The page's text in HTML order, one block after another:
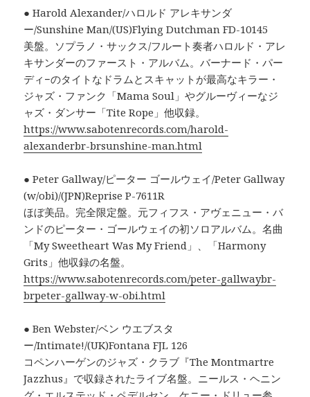
● Harold Alexander/ハロルド アレキサンダ
ー/Sunshine Man/(US)Flying Dutchman FD-10145
美盤。ソプラノ・サックス/フルート奏者ハロルド・アレ
キサンダーのファースト・アルバム。バーナード・パー
ディ−のタイトなドラムとスキャットが最高なキラー・
ジャズ・ファンク「Mama Soul」やグルーヴィーなジ
ャズ・ダンサー「Tite Rope」他収録。
https://www.sabotenrecords.com/harold-
alexanderbr-brsunshine-man.html
● Peter Gallway/ピーター ゴールウェイ/Peter Gallway
(w/obi)/(JPN)Reprise P-7611R
ほぼ美品。完全限定盤。元フィフス・アヴェニュー・バ
ンドのピーター・ゴールウェイの初ソロアルバム。名曲
「My Sweetheart Was My Friend」、「Harmony
Grits」他収録の名盤。
https://www.sabotenrecords.com/peter-gallwaybr-
brpeter-gallway-w-obi.html
● Ben Webster/ベン ウエブスタ
ー/Intimate!/(UK)Fontana FJL 126
コペンハーゲンのジャズ・クラブ『The Montmartre
Jazzhus』で収録されたライブ名盤。ニールス・ヘニン